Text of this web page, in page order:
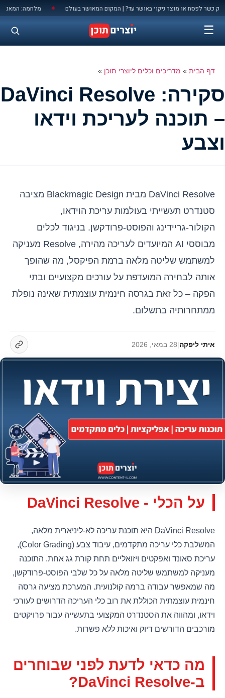
לתוכן מלחמה: המאני טיים ◆ או מוצר ניקוי באושר עד? | המקום המאושר בעולם
☰
דף הבית » מדריכים וכלים ליוצרי תוכן »
סקירה: DaVinci Resolve
– תוכנה לעריכת וידאו
וצבע
DaVinci Resolve מבית Blackmagic Design מציבה
סטנדרט תעשייתי בעולמות עריכת הוידאו,
הקולור-גריידינג והפוסט-פרודקשן. בניגוד לכלים
מבוססי AI המיועדים לעריכה מהירה, Resolve מעניקה
למשתמש שליטה מלאה ברמת הפיקסל, מה שהופך
אותה לבחירה המועדפת על עורכים מקצועיים ובתי
הפקה – כל זאת בגרסה חינמית עוצמתית שאינה נופלת
ממתחרותיה בתשלום.
איתי ליפקה|28 במאי, 2026
על הכלי - DaVinci Resolve
DaVinci Resolve היא תוכנת עריכה לא-ליניארית מלאה,
המשלבת כלי עריכה מתקדמים, עיבוד צבע (Color Grading),
עריכת סאונד ואפקטים ויזואליים תחת קורת גג אחת. התוכנה
מעניקה למשתמש שליטה מלאה על כל שלבי הפוסט-פרודקשן,
מה שמאפשר עבודה ברמה קולנועית. המערכת מציעה גרסה
חינמית עוצמתית הכוללת את רוב כלי העריכה הדרושים לעורכי
וידאו, ומהווה את הסטנדרט המקצועי בתעשייה עבור פרויקטים
מורכבים הדורשים דיוק ואיכות ללא פשרות.
מה כדאי לדעת לפני שבוחרים
ב-DaVinci Resolve?